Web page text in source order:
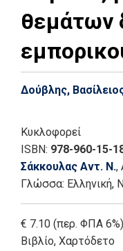
θεμάτων
Δούβλης,
Κυκλοφορεί
ISBN: 978-960-15-
Σάκκουλας Αντ. Ν.,
Γλώσσα: Ελληνική,
€ 7.10 (περ. ΦΠΑ 6%)
Βιβλίο, Χαρτόδετο